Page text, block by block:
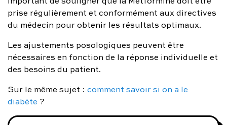
prise régulièrement et conformément aux directives
du médecin pour obtenir les résultats optimaux.
Les ajustements posologiques peuvent être
nécessaires en fonction de la réponse individuelle et
des besoins du patient.
Sur le même sujet : comment savoir si on a le
diabète ?